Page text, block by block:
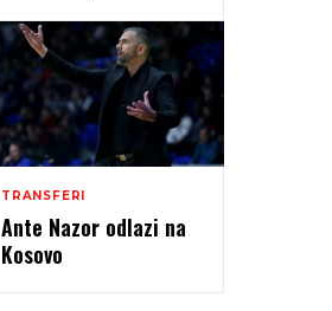
TRANSFERI
Ante Nazor odlazi na
Kosovo